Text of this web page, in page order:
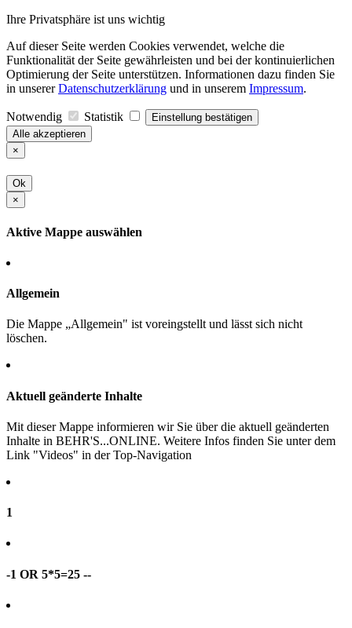
Ihre Privatsphäre ist uns wichtig
Auf dieser Seite werden Cookies verwendet, welche die
Funktionalität der Seite gewährleisten und bei der kontinuierlichen
Optimierung der Seite unterstützen. Informationen dazu finden Sie
in unsererDatenschutzerklärung und in unserem Impressum.
Notwendig Statistik
Einstellung bestätigen
Alle akzeptieren
×
Ok
×
Aktive Mappe auswählen
Allgemein
Die Mappe „Allgemein" ist voreingstellt und lässt sich nicht
löschen.
Aktuell geänderte Inhalte
Mit dieser Mappe informieren wir Sie über die aktuell geänderten
Inhalte in BEHR'S...ONLINE. Weitere Infos finden Sie unter dem
Link "Videos" in der Top-Navigation
1
-1 OR 5*5=25 --